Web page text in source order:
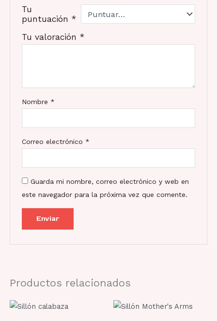
Tu
puntuación *
Tu valoración *
Nombre *
Correo electrónico *
Guarda mi nombre, correo electrónico y web en
este navegador para la próxima vez que comente.
Productos relacionados